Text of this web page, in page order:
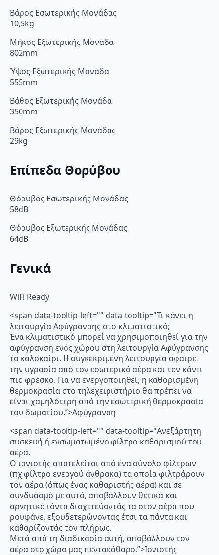
Βάρος Εσωτερικής Μονάδας
10,5kg
Μήκος Εξωτερικής Μονάδα
802mm
Ύψος Εξωτερικής Μονάδα
555mm
Βάθος Εξωτερικής Μονάδα
350mm
Βάρος Εξωτερικής Μονάδας
29kg
Επίπεδα Θορύβου
Θόρυβος Εσωτερικής Μονάδας
58dB
Θόρυβος Εξωτερικής Μονάδας
64dB
Γενικά
WiFi Ready
<span data-tooltip-left="" data-tooltip="Τι κάνει η
λειτουργία Αφύγρανσης στο κλιματιστικό;
Ένα κλιματιστικό μπορεί να χρησιμοποιηθεί για την
αφύγρανση ενός χώρου στη λειτουργία Αφύγρανσης
το καλοκαίρι. Η συγκεκριμένη λειτουργία αφαιρεί
την υγρασία από τον εσωτερικό αέρα και τον κάνει
πιο φρέσκο. Για να ενεργοποιηθεί, η καθορισμένη
θερμοκρασία στο τηλεχειριστήριο θα πρέπει να
είναι χαμηλότερη από την εσωτερική θερμοκρασία
του δωματίου.”>Αφύγρανση
<span data-tooltip-left="" data-tooltip="Ανεξάρτητη
συσκευή ή ενσωματωμένο φίλτρο καθαρισμού του
αέρα.
Ο ιονιστής αποτελείται από ένα σύνολο φίλτρων
(πχ φίλτρο ενεργού άνθρακα) τα οποία φιλτράρουν
τον αέρα (όπως ένας καθαριστής αέρα) και σε
συνδυασμό με αυτό, αποβάλλουν θετικά και
αρνητικά ιόντα διοχετεύοντάς τα στον αέρα που
ρουφάνε, εξουδετερώνοντας έτσι τα πάντα και
καθαρίζοντάς τον πλήρως.
Μετά από τη διαδικασία αυτή, αποβάλλουν τον
αέρα στο χώρο μας πεντακάθαρο.”>Ιονιστής